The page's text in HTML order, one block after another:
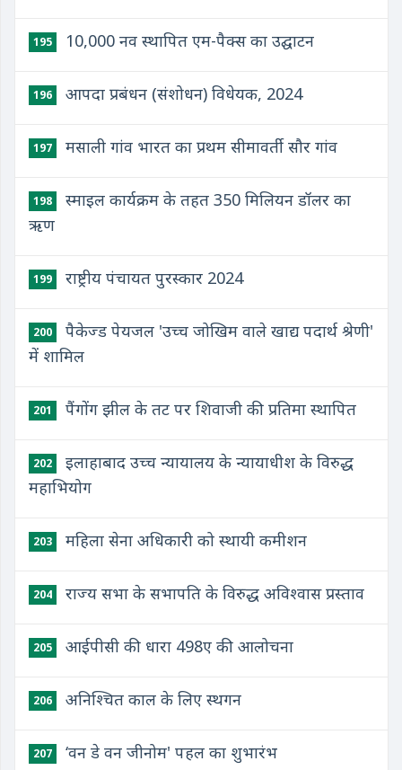
195 10,000 नव स्थापित एम-पैक्स का उद्घाटन
196 आपदा प्रबंधन (संशोधन) विधेयक, 2024
197 मसाली गांव भारत का प्रथम सीमावर्ती सौर गांव
198
स्माइल कार्यक्रम के तहत 350 मिलियन डॉलर का
ऋण
199 राष्ट्रीय पंचायत पुरस्कार 2024
200
पैकेज्ड पेयजल 'उच्च जोखिम वाले खाद्य पदार्थ श्रेणी'
में शामिल
201 पैंगोंग झील के तट पर शिवाजी की प्रतिमा स्थापित
202
इलाहाबाद उच्च न्यायालय के न्यायाधीश के विरुद्ध
महाभियोग
203 महिला सेना अधिकारी को स्थायी कमीशन
204 राज्य सभा के सभापति के विरुद्ध अविश्वास प्रस्ताव
205 आईपीसी की धारा 498ए की आलोचना
206 अनिश्चित काल के लिए स्थगन
207 ​‘वन डे वन जीनोम' पहल का शुभारंभ